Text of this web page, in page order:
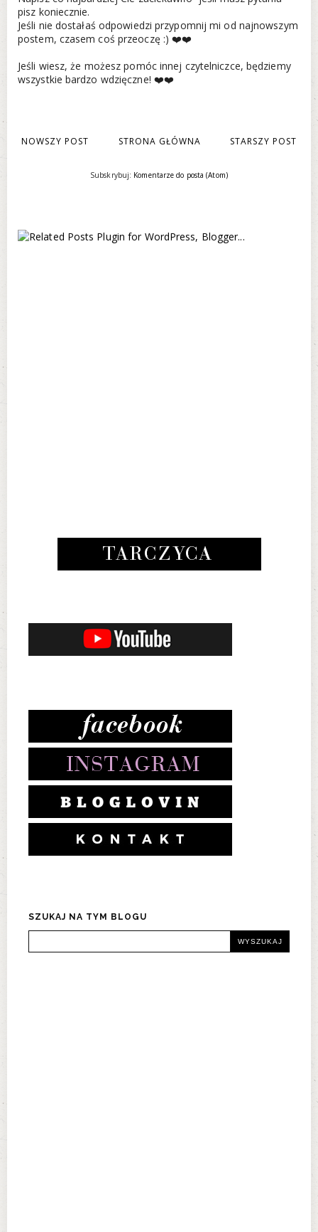
pisz koniecznie.
Jeśli nie dostałaś odpowiedzi przypomnij mi od najnowszym
postem, czasem coś przeoczę :) ❤️❤️
Jeśli wiesz, że możesz pomóc innej czytelniczce, będziemy
wszystkie bardzo wdzięczne! ❤️❤️
NOWSZY POST STARSZY POST
STRONA GŁÓWNA
Subskrybuj: Komentarze do posta (Atom)
SZUKAJ NA TYM BLOGU